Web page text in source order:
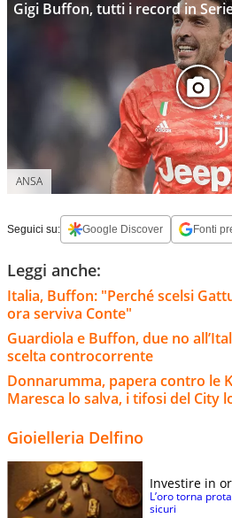
Gigi Buffon, tutti i record in
ANSA
Seguici su: Google Discover Fonti
Leggi anche:
Italia, Buffon: "Perché scelsi
ora serviva Conte"
Guardiola e Buffon, due no
scelta controcorrente
Donnarumma, papera contro le
Maresca lo salva, i tifosi del City
Gioielleria Delfino
Investire in
L’oro torna
sicuri